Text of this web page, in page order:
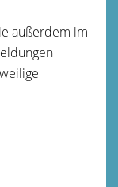
außerdem im